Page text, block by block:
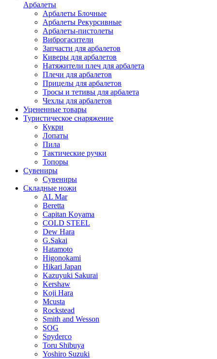
Арбалеты
Арбалеты Блочные
Арбалеты Рекурсивные
Арбалеты-пистолеты
Виброгасители
Запчасти для арбалетов
Киверы для арбалетов
Натяжители плеч для арбалета
Плечи для арбалетов
Прицелы для арбалетов
Тросы и тетивы для арбалета
Чехлы для арбалетов
Уцененные товары
Туристическое снаряжение
Кукри
Лопаты
Пила
Тактические ручки
Топоры
Сувениры
Сувениры
Складные ножи
AL Mar
Beretta
Capitan Koyama
COLD STEEL
Dew Hara
G.Sakai
Hatamoto
Higonokami
Hikari Japan
Kazuyuki Sakurai
Kershaw
Koji Hara
Mcusta
Rockstead
Smith and Wesson
SOG
Spyderco
Toru Shibuya
Yoshiro Suzuki